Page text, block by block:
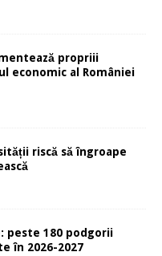
propriii
economic al României
riscă să îngroape
peste 180 podgorii
în 2026-2027